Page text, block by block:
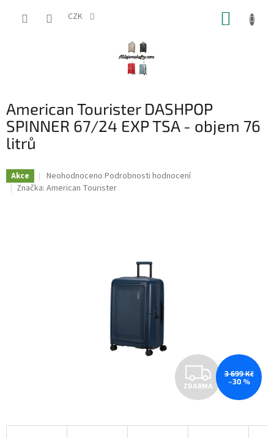
CZK
American Tourister DASHPOP
SPINNER 67/24 EXP TSA - objem 76
litrů
Akce
Průměrné
hodnocení
Neohodnoceno Podrobnosti hodnocení
Značka: American Tourister
Z
D
A
ZDARMA
3 699 Kč
–30 %